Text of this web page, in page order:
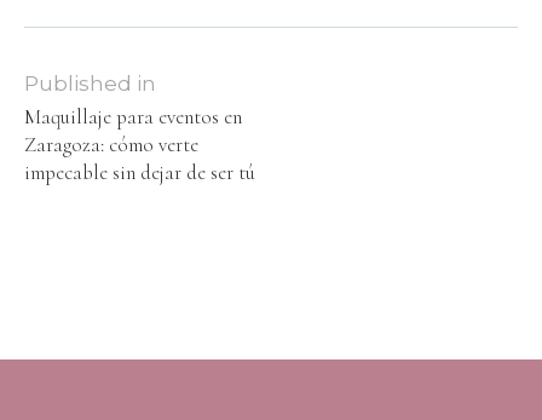
Published in
Maquillaje para eventos en
Zaragoza: cómo verte
impecable sin dejar de ser tú